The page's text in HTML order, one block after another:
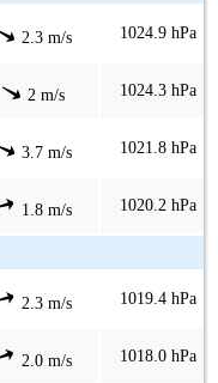
2.3 m/s 1024.9 hPa
2 m/s 1024.3 hPa
3.7 m/s 1021.8 hPa
1.8 m/s 1020.2 hPa
2.3 m/s 1019.4 hPa
2.0 m/s 1018.0 hPa